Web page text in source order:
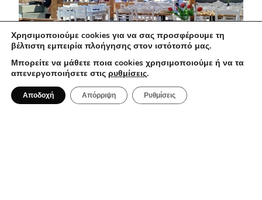
2 Αυγούστου 2026
Χρησιμοποιούμε cookies για να σας προσφέρουμε τη
βέλτιστη εμπειρία πλοήγησης στον ιστότοπό μας.
Μπορείτε να μάθετε ποια cookies χρησιμοποιούμε ή να τα
απενεργοποιήσετε στις ρυθμίσεις.
Αποδοχή Απόρριψη Ρυθμίσεις